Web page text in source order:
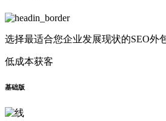
选择最适合您企业发展现状的SEO外
低成本获客
基础版